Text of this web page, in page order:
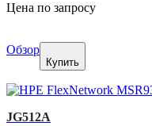
Цена по запросу
Обзор
Купить
JG512A